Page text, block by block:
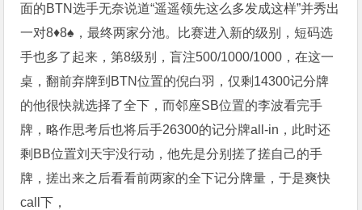
面的BTN选手无奈说道“遥遥领先这么多发成这样”并秀出
一对8♦️8♠️，最终两家分池。比赛进入新的级别，短码选
手也多了起来，第8级别，盲注500/1000/1000，在这一
桌，翻前弃牌到BTN位置的倪白羽，仅剩14300记分牌
的他很快就选择了全下，而邻座SB位置的李波看完手
牌，略作思考后也将后手26300的记分牌all-in，此时还
剩BB位置刘天宇没行动，他先是分别搓了搓自己的手
牌，搓出来之后看看前两家的全下记分牌量，于是爽快
call下，